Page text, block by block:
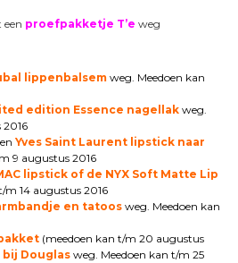
een proefpakketje T’e weg
lippenbalsem weg. Meedoen kan
edition Essence nagellak weg.
Yves Saint Laurent lipstick naar
9 augustus 2016
lipstick of de NYX Soft Matte Lip
m 14 augustus 2016
en tatoos weg. Meedoen kan
(meedoen kan t/m 20 augustus
Douglasweg. Meedoen kan t/m 25